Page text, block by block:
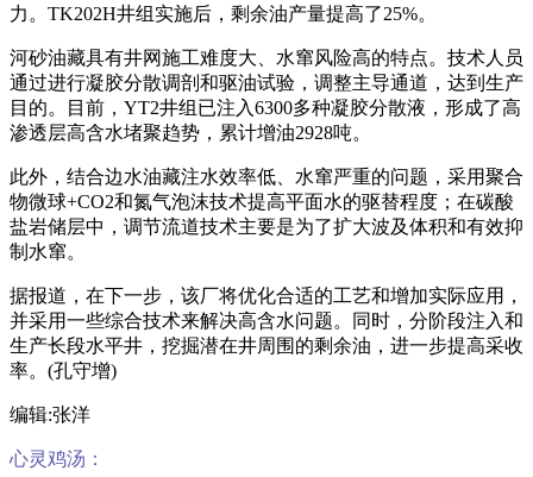
力。TK202H井组实施后，剩余油产量提高了25%。
河砂油藏具有井网施工难度大、水窜风险高的特点。技术人员
通过进行凝胶分散调剖和驱油试验，调整主导通道，达到生产
目的。目前，YT2井组已注入6300多种凝胶分散液，形成了高
渗透层高含水堵聚趋势，累计增油2928吨。
此外，结合边水油藏注水效率低、水窜严重的问题，采用聚合
物微球+CO2和氮气泡沫技术提高平面水的驱替程度；在碳酸
盐岩储层中，调节流道技术主要是为了扩大波及体积和有效抑
制水窜。
据报道，在下一步，该厂将优化合适的工艺和增加实际应用，
并采用一些综合技术来解决高含水问题。同时，分阶段注入和
生产长段水平井，挖掘潜在井周围的剩余油，进一步提高采收
率。(孔守增)
编辑:张洋
心灵鸡汤：